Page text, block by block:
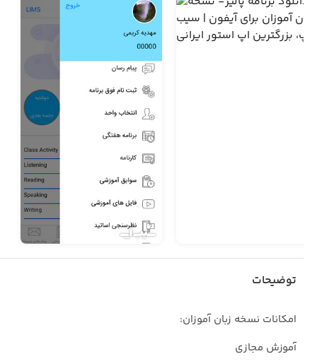
توضیحات
امکانات نسخه زبان آموزان:
آموزش مجازی